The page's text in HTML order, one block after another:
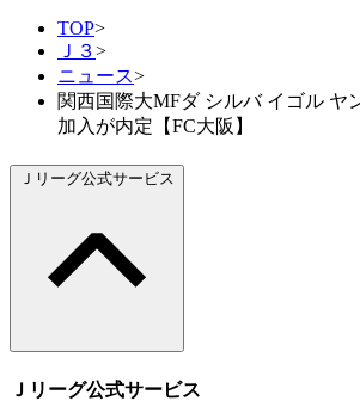
TOP>
Ｊ３>
ニュース>
関西国際大MFダ シルバ イゴル ヤ
加入が内定【FC大阪】
Ｊリーグ公式サービス
Ｊリーグ公式サービス